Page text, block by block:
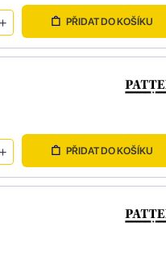
PŘIDAT DO KOŠÍKU
PŘIDAT DO KOŠÍKU